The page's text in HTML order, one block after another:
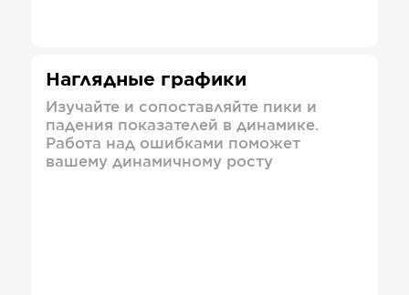
Наглядные графики
Изучайте и сопоставляйте пики и
падения показателей в динамике.
Работа над ошибками поможет
вашему динамичному росту